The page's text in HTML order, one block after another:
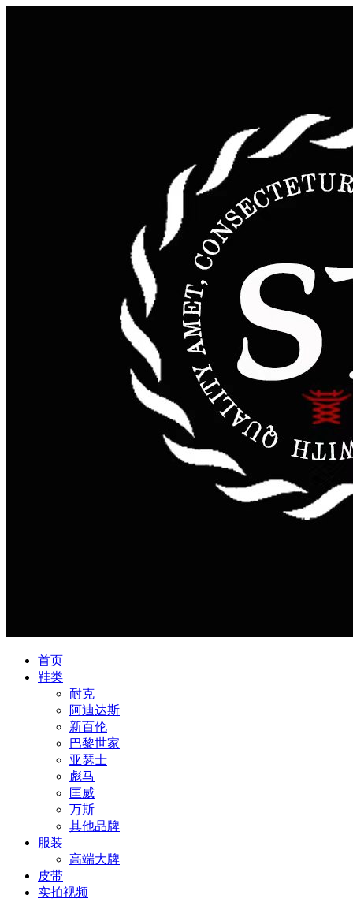
首页
鞋类
耐克
阿迪达斯
新百伦
巴黎世家
亚瑟士
彪马
匡威
万斯
其他品牌
服装
高端大牌
皮带
实拍视频